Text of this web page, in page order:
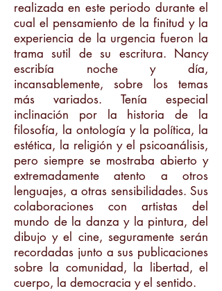
realizada en este periodo durante el
cual el pensamiento de la finitud y la
experiencia de la urgencia fueron la
trama sutil de su escritura. Nancy
escribía noche y día,
incansablemente, sobre los temas
más variados. Tenía especial
inclinación por la historia de la
filosofía, la ontología y la política, la
estética, la religión y el psicoanálisis,
pero siempre se mostraba abierto y
extremadamente atento a otros
lenguajes, a otras sensibilidades. Sus
colaboraciones con artistas del
mundo de la danza y la pintura, del
dibujo y el cine, seguramente serán
recordadas junto a sus publicaciones
sobre la comunidad, la libertad, el
cuerpo, la democracia y el sentido.